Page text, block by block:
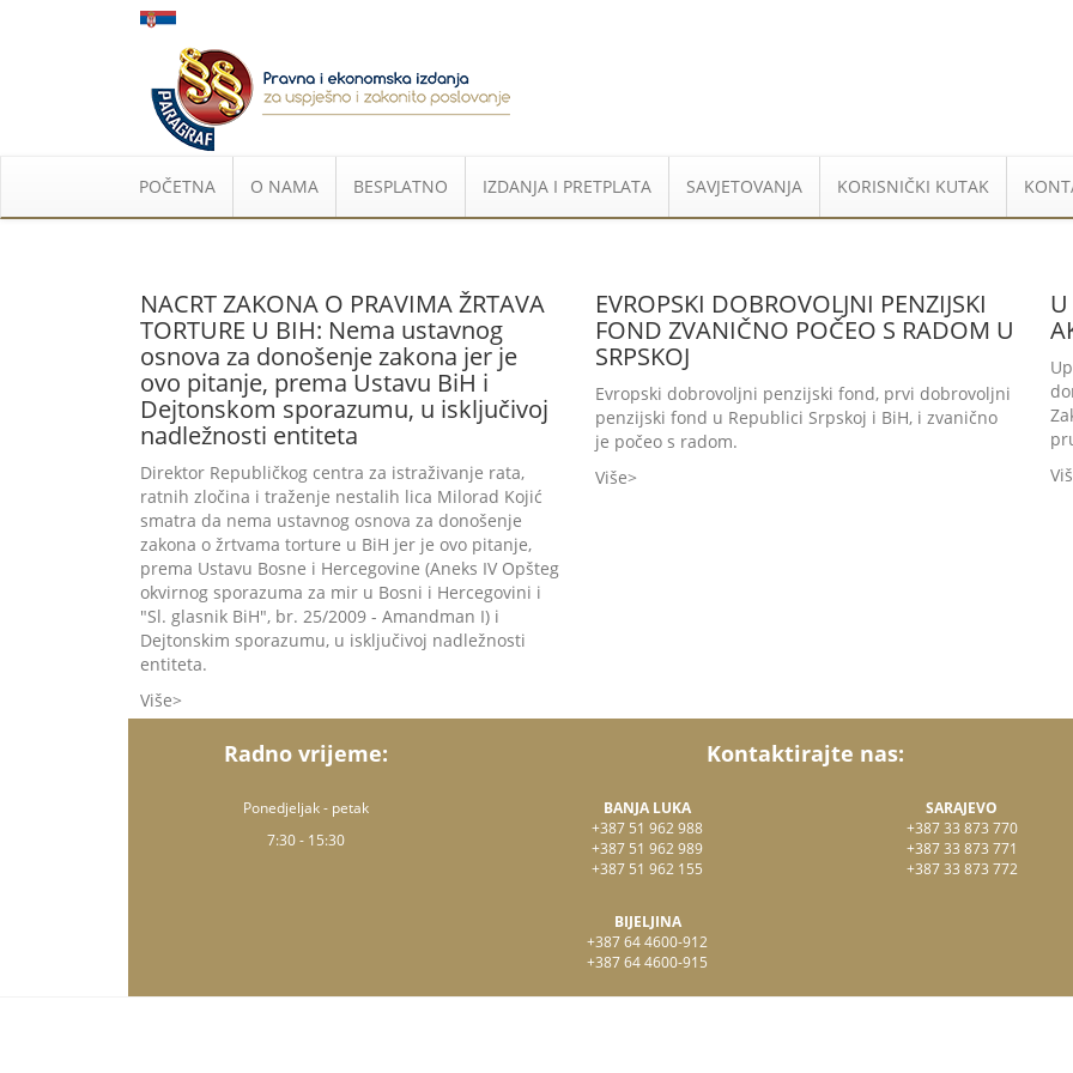
POČETNA O NAMA BESPLATNO IZDANJA I PRETPLATA SAVJETOVANJA KORISNIČKI KUTAK
NACRT ZAKONA O PRAVIMA ŽRTAVA
TORTURE U BIH: Nema ustavnog
osnova za donošenje zakona jer je
ovo pitanje, prema Ustavu BiH i
Dejtonskom sporazumu, u isključivoj
nadležnosti entiteta
Direktor Republičkog centra za istraživanje rata,
ratnih zločina i traženje nestalih lica Milorad Kojić
smatra da nema ustavnog osnova za donošenje
zakona o žrtvama torture u BiH jer je ovo pitanje,
prema Ustavu Bosne i Hercegovine (Aneks IV Opšteg
okvirnog sporazuma za mir u Bosni i Hercegovini i
"Sl. glasnik BiH", br. 25/2009 - Amandman I) i
Dejtonskim sporazumu, u isključivoj nadležnosti
entiteta.
Više
EVROPSKI DOBROVOLJNI PENZIJSKI
FOND ZVANIČNO POČEO S RADOM U
SRPSKOJ
Evropski dobrovoljni penzijski fond, prvi dobrovoljni
penzijski fond u Republici Srpskoj i BiH, i zvanično
je počeo s radom.
Više
Radno vrijeme:
Ponedjeljak - petak
7:30 - 15:30
Kontaktirajte nas:
BANJA LUKA
+387 51 962 988
+387 51 962 989
+387 51 962 155
BIJELJINA
+387 64 4600-912
+387 64 4600-915
SARAJEVO
+387 33 873 770
+387 33 873 771
+387 33 873 772